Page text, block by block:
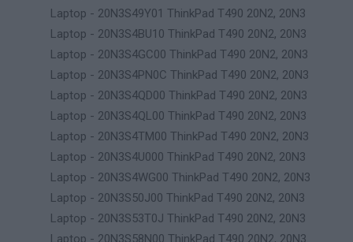
Laptop - 20N3S49Y01 ThinkPad T490 20N2, 20N3
Laptop - 20N3S4BU10 ThinkPad T490 20N2, 20N3
Laptop - 20N3S4GC00 ThinkPad T490 20N2, 20N3
Laptop - 20N3S4PN0C ThinkPad T490 20N2, 20N3
Laptop - 20N3S4QD00 ThinkPad T490 20N2, 20N3
Laptop - 20N3S4QL00 ThinkPad T490 20N2, 20N3
Laptop - 20N3S4TM00 ThinkPad T490 20N2, 20N3
Laptop - 20N3S4U000 ThinkPad T490 20N2, 20N3
Laptop - 20N3S4WG00 ThinkPad T490 20N2, 20N3
Laptop - 20N3S50J00 ThinkPad T490 20N2, 20N3
Laptop - 20N3S53T0J ThinkPad T490 20N2, 20N3
Laptop - 20N3S58N00 ThinkPad T490 20N2, 20N3